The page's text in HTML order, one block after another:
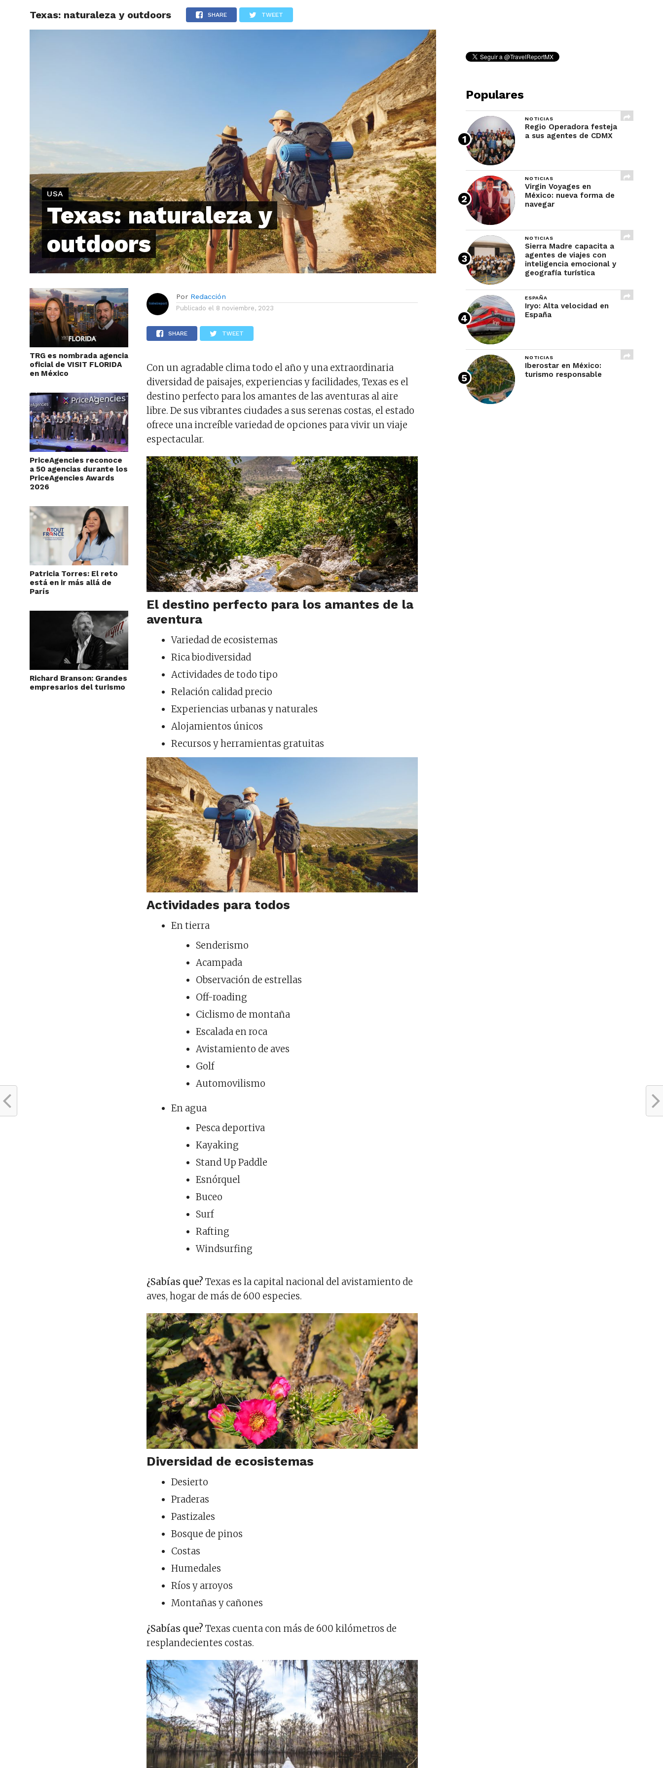
ARTÍCULOS REVIEWS
Texas: naturaleza y outdoors SHARE TWEET
USA
Texas: naturaleza y
outdoors
TRG es nombrada agencia
oficial de VISIT FLORIDA
en México
PriceAgencies reconoce
a 50 agencias durante los
PriceAgencies Awards
2026
Patricia Torres: El reto
está en ir más allá de
París
Richard Branson: Grandes
empresarios del turismo
Por Redacción
Publicado el 8 noviembre, 2023
SHARE TWEET
Con un agradable clima todo el año y una extraordinaria
diversidad de paisajes, experiencias y facilidades, Texas es el
destino perfecto para los amantes de las aventuras al aire
libre. De sus vibrantes ciudades a sus serenas costas, el estado
ofrece una increíble variedad de opciones para vivir un viaje
espectacular.
El destino perfecto para los amantes de la
aventura
Variedad de ecosistemas
Rica biodiversidad
Actividades de todo tipo
Relación calidad precio
Experiencias urbanas y naturales
Alojamientos únicos
Recursos y herramientas gratuitas
Actividades para todos
En tierra
Senderismo
Acampada
Observación de estrellas
Off-roading
Ciclismo de montaña
Escalada en roca
Avistamiento de aves
Golf
Automovilismo
En agua
Pesca deportiva
Kayaking
Stand Up Paddle
Esnórquel
Buceo
Surf
Rafting
Windsurfing
¿Sabías que? Texas es la capital nacional del avistamiento de
aves, hogar de más de 600 especies.
Diversidad de ecosistemas
Desierto
Praderas
Pastizales
Bosque de pinos
Costas
Humedales
Ríos y arroyos
Montañas y cañones
¿Sabías que? Texas cuenta con más de 600 kilómetros de
resplandecientes costas.
Populares
NOTICIAS
Regio Operadora festeja
a sus agentes de CDMX
NOTICIAS
Virgin Voyages en
México: nueva forma de
navegar
NOTICIAS
Sierra Madre capacita a
agentes de viajes con
inteligencia emocional y
geografía turística
ESPAÑA
Iryo: Alta velocidad en
España
NOTICIAS
Iberostar en México:
turismo responsable